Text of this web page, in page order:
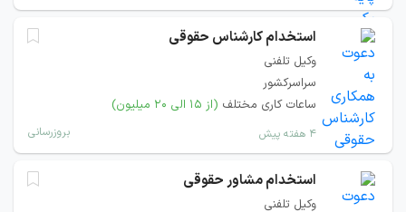
استخدام کارشناس حقوقی
وکیل تلفنی
سراسرکشور
ساعات کاری مختلف (از ۱۵ الی ۲۰ میلیون)
۴ هفته پیش بروزرسانی
استخدام مشاور حقوقی
وکیل تلفنی